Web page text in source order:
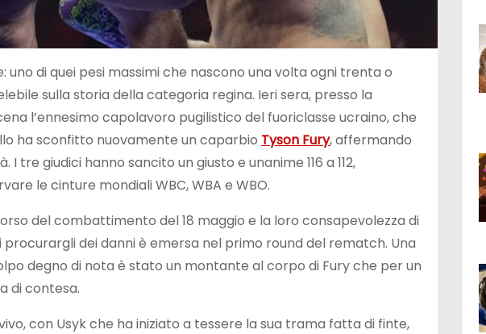
di quei pesi massimi che nascono una volta ogni trenta o
sulla storia della categoria regina. Ieri sera, presso la
l’ennesimo capolavoro pugilistico del fuoriclasse ucraino, che
ha sconfitto nuovamente un caparbio Tyson Fury, affermando
tre giudici hanno sancito un giusto e unanime 116 a 112,
le cinture mondiali WBC, WBA e WBO.
del combattimento del 18 maggio e la loro consapevolezza di
dei danni è emersa nel primo round del rematch. Una
degno di nota è stato un montante al corpo di Fury che per un
di contesa.
con Usyk che ha iniziato a tessere la sua trama fatta di finte,